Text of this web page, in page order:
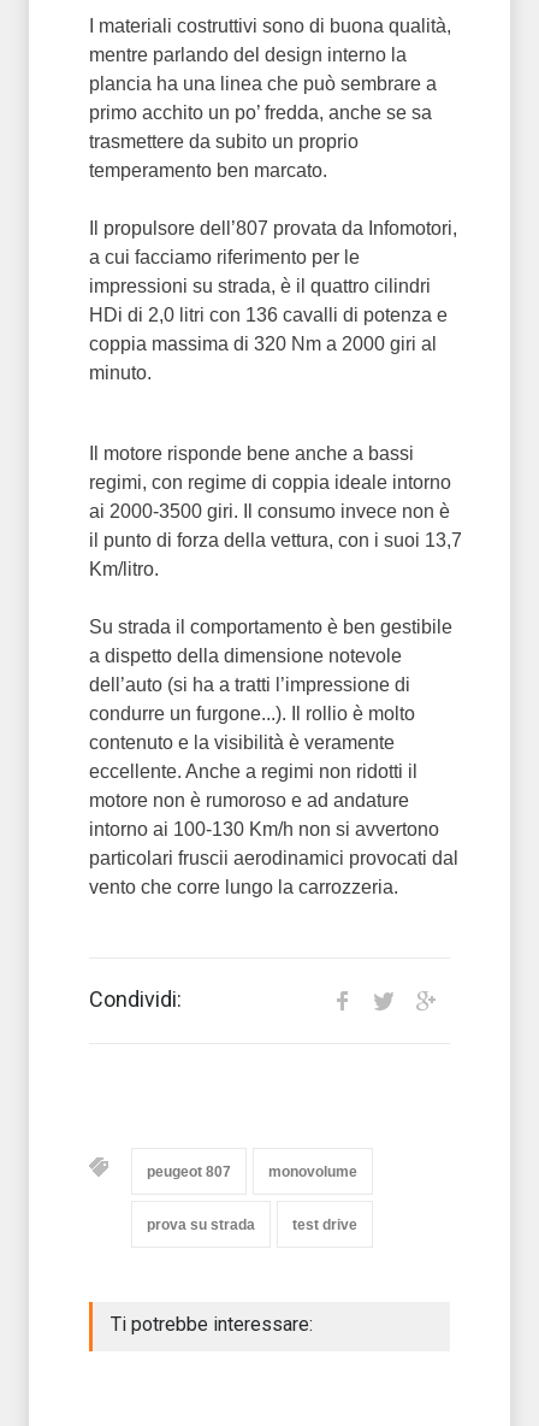
I materiali costruttivi sono di buona qualità,
mentre parlando del design interno la
plancia ha una linea che può sembrare a
primo acchito un po’ fredda, anche se sa
trasmettere da subito un proprio
temperamento ben marcato.
Il propulsore dell’807 provata da Infomotori,
a cui facciamo riferimento per le
impressioni su strada, è il quattro cilindri
HDi di 2,0 litri con 136 cavalli di potenza e
coppia massima di 320 Nm a 2000 giri al
minuto.
Il motore risponde bene anche a bassi
regimi, con regime di coppia ideale intorno
ai 2000-3500 giri. Il consumo invece non è
il punto di forza della vettura, con i suoi 13,7
Km/litro.
Su strada il comportamento è ben gestibile
a dispetto della dimensione notevole
dell’auto (si ha a tratti l’impressione di
condurre un furgone...). Il rollio è molto
contenuto e la visibilità è veramente
eccellente. Anche a regimi non ridotti il
motore non è rumoroso e ad andature
intorno ai 100-130 Km/h non si avvertono
particolari fruscii aerodinamici provocati dal
vento che corre lungo la carrozzeria.
Condividi:
peugeot 807 monovolume
prova su strada test drive
Ti potrebbe interessare: